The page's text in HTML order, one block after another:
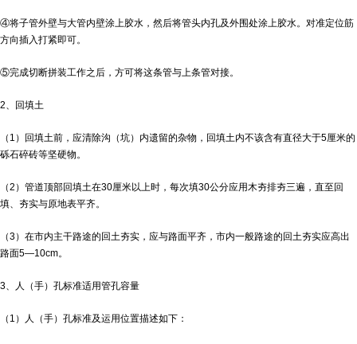
④将子管外壁与大管内壁涂上胶水，然后将管头内孔及外围处涂上胶水。对准定位筋
方向插入打紧即可。
⑤完成切断拼装工作之后，方可将这条管与上条管对接。
2、回填土
（1）回填土前，应清除沟（坑）内遗留的杂物，回填土内不该含有直径大于5厘米的
砾石碎砖等坚硬物。
（2）管道顶部回填土在30厘米以上时，每次填30公分应用木夯排夯三遍，直至回
填、夯实与原地表平齐。
（3）在市内主干路途的回土夯实，应与路面平齐，市内一般路途的回土夯实应高出
路面5—10cm。
3、人（手）孔标准适用管孔容量
（1）人（手）孔标准及运用位置描述如下：